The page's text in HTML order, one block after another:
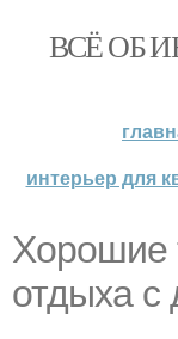
ВСЁ ОБ
интерьер для
Хорошие
отдыха с